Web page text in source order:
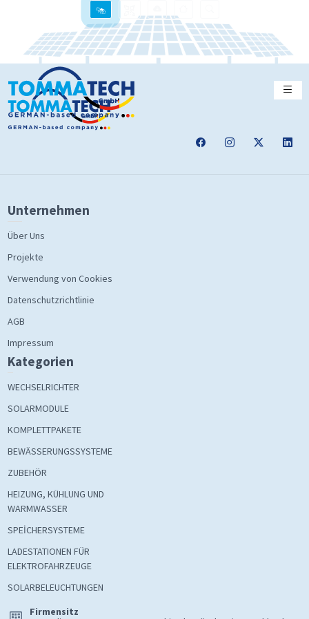
Unternehmen
Über Uns
Projekte
Verwendung von Cookies
Datenschutzrichtlinie
AGB
Impressum
Kategorien
WECHSELRICHTER
SOLARMODULE
KOMPLETTPAKETE
BEWÄSSERUNGSSYSTEME
ZUBEHÖR
HEIZUNG, KÜHLUNG UND
WARMWASSER
SPEİCHERSYSTEME
LADESTATIONEN FÜR
ELEKTROFAHRZEUGE
SOLARBELEUCHTUNGEN
Firmensitz